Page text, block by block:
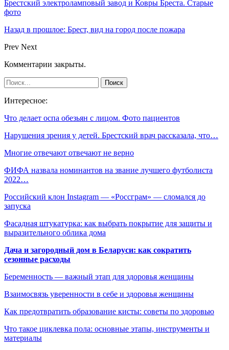
Брестский электроламповый завод и Ковры Бреста. Старые
фото
Назад в прошлое: Брест, вид на город после пожара
Prev Next
Комментарии закрыты.
Интересное:
Что делает оспа обезьян с лицом. Фото пациентов
Нарушения зрения у детей. Брестский врач рассказала, что…
Многие отвечают отвечают не верно
ФИФА назвала номинантов на звание лучшего футболиста
2022…
Российский клон Instagram — «Россграм» — сломался до
запуска
Фасадная штукатурка: как выбрать покрытие для защиты и
выразительного облика дома
Дача и загородный дом в Беларуси: как сократить
сезонные расходы
Беременность — важный этап для здоровья женщины
Взаимосвязь уверенности в себе и здоровья женщины
Как предотвратить образование кисты: советы по здоровью
Что такое циклевка пола: основные этапы, инструменты и
материалы